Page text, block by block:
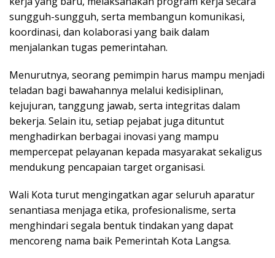
sungguh-sungguh, serta membangun komunikasi,
koordinasi, dan kolaborasi yang baik dalam
menjalankan tugas pemerintahan.
Menurutnya, seorang pemimpin harus mampu menjadi
teladan bagi bawahannya melalui kedisiplinan,
kejujuran, tanggung jawab, serta integritas dalam
bekerja. Selain itu, setiap pejabat juga dituntut
menghadirkan berbagai inovasi yang mampu
mempercepat pelayanan kepada masyarakat sekaligus
mendukung pencapaian target organisasi.
Wali Kota turut mengingatkan agar seluruh aparatur
senantiasa menjaga etika, profesionalisme, serta
menghindari segala bentuk tindakan yang dapat
mencoreng nama baik Pemerintah Kota Langsa.